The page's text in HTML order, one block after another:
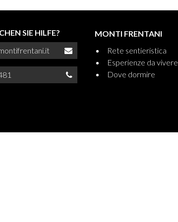
SIE HILFE?
MONTI FRENTANI
Rete sentieristica
Esperienze da vivere
Dove dormire